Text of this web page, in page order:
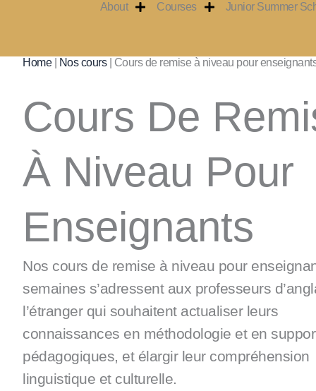
About Courses Junior Summer
Home| Nos cours| Cours de remise à niveau pour
Cours De
À Niveau Pour
Enseignants
Nos cours de remise à niveau pour
semaines s’adressent aux professeurs
l’étranger qui souhaitent actualiser leurs
connaissances en méthodologie et en
pédagogiques, et élargir leur compréhension
linguistique et culturelle.